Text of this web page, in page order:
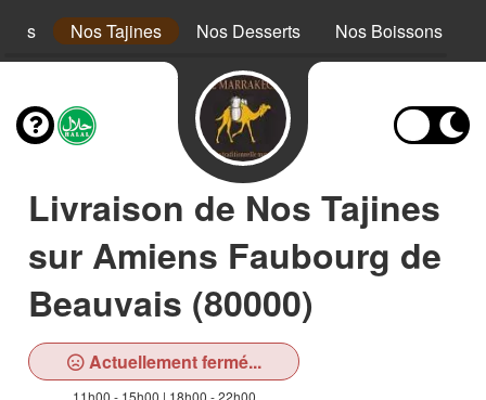
Nos Tajines Nos Desserts Nos Boissons
Livraison de Nos Tajines
sur Amiens Faubourg de
Beauvais (80000)
Actuellement fermé...
11h00 - 15h00 | 18h00 - 22h00